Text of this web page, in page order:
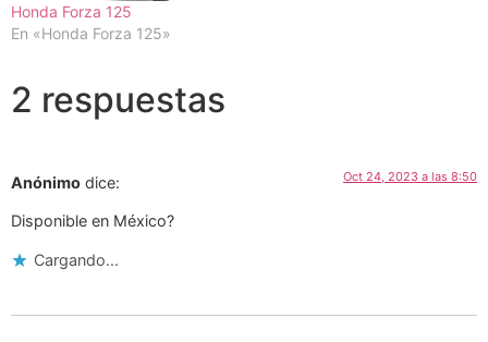
Honda Forza 125
En «Honda Forza 125»
2 respuestas
Anónimo dice: Oct 24, 2023 a las 8:50
Disponible en México?
Cargando...